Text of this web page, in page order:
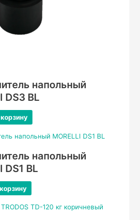
напольный
DS3 BL
напольный
DS1 BL